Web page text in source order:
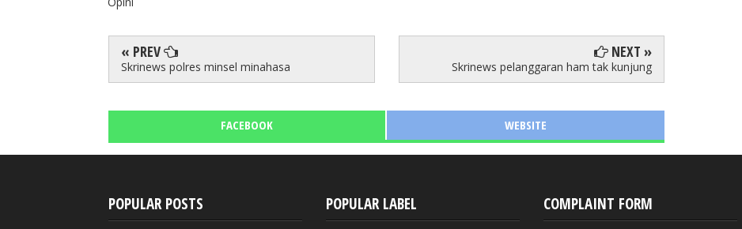
« PREV
Skrinews polres minsel minahasa
NEXT »
Skrinews pelanggaran ham tak kunjung
FACEBOOK WEBSITE
POPULAR POSTS POPULAR LABEL COMPLAINT FORM